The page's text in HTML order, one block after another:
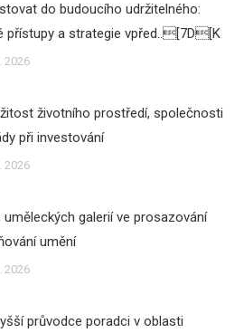
do budoucího udržitelného:
přístupy a strategie vpřed..[7D[K
2026
životního prostředí, společnosti
při investování
2026
uměleckých galerií ve prosazování
umění
2026
průvodce poradci v oblasti